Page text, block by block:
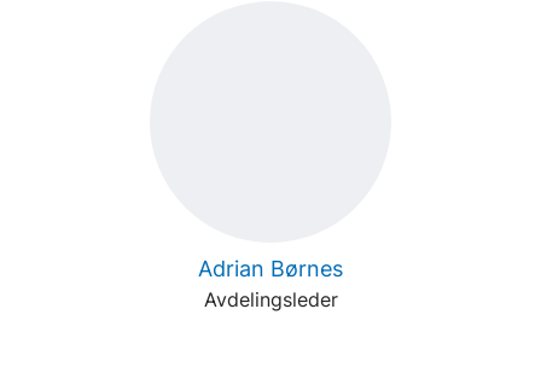
Adrian Børnes
Avdelingsleder